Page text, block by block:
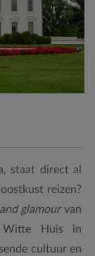
staat direct al
reizen?
glamourvan
Huis in
cultuur en